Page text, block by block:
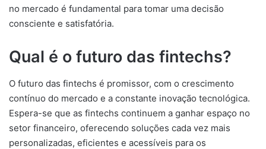
no mercado é fundamental para tomar uma decisão
consciente e satisfatória.
Qual é o futuro das fintechs?
O futuro das fintechs é promissor, com o crescimento
contínuo do mercado e a constante inovação tecnológica.
Espera-se que as fintechs continuem a ganhar espaço no
setor financeiro, oferecendo soluções cada vez mais
personalizadas, eficientes e acessíveis para os